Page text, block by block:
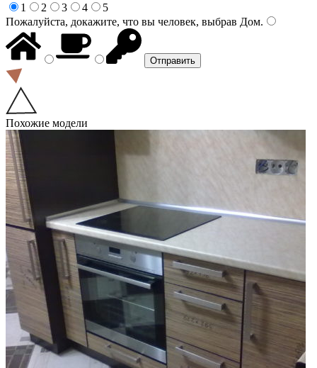
1
2 3 4
5
Пожалуйста, докажите, что вы человек, выбрав Дом.
Похожие модели